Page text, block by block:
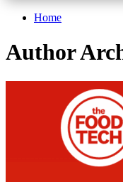
Home
Author